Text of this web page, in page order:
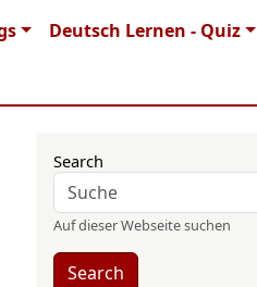
Deutsch Lernen - Quiz
Search
Auf dieser Webseite suchen
Search